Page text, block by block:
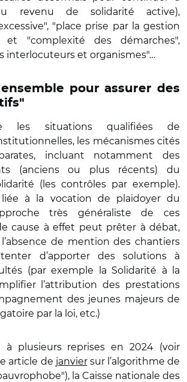
revenu de solidarité active),
"place prise par la gestion
et "complexité des démarches",
interlocuteurs et organismes"…
pour assurer des
les situations qualifiées de
les mécanismes cités
incluant notamment des
(anciens ou plus récents) du
(les contrôles par exemple).
liée à la vocation de plaidoyer du
très généraliste de ces
cause à effet peut prêter à débat,
de mention des chantiers
d’apporter des solutions à
(par exemple la Solidarité à la
l’attribution des prestations
des jeunes majeurs de
par la loi, etc.)
à plusieurs reprises en 2024 (voir
article de janviersur l’algorithme de
la Caisse nationale des